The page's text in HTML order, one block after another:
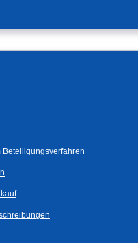
Informationen: Verwaltung
Beteiligungsverfahren